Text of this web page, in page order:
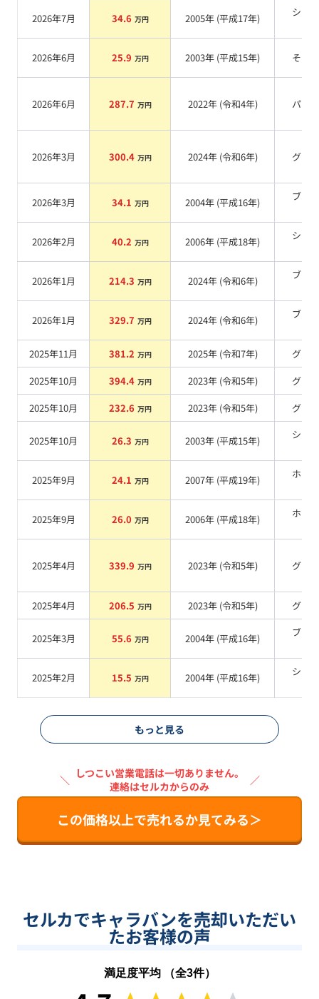
2026年7月 34.6 万円 2005年 (平成17年)
シル
2026年6月 25.9 万円 2003年 (平成15年) その他
2026年6月 287.7 万円 2022年 (令和4年) パール
2026年3月 300.4 万円 2024年 (令和6年) グレー
2026年3月 34.1 万円 2004年 (平成16年)
ブラ
2026年2月 40.2 万円 2006年 (平成18年)
シル
2026年1月 214.3 万円 2024年 (令和6年)
ブラ
2026年1月 329.7 万円 2024年 (令和6年)
ブラ
2025年11月
381.2 万円 2025年 (令和7年)
グレー
2025年10月
394.4 万円 2023年 (令和5年)
グレー
2025年10月
232.6 万円 2023年 (令和5年) グレー
2025年10月 26.3 万円 2003年 (平成15年)
シル
2025年9月 24.1 万円 2007年 (平成19年)
ホワ
2025年9月 26.0 万円 2006年 (平成18年)
ホワ
2025年4月 339.9 万円 2023年 (令和5年) グレー
2025年4月 206.5 万円 2023年 (令和5年) グレー
2025年3月 55.6 万円 2004年 (平成16年)
ブラ
2025年2月 15.5 万円 2004年 (平成16年)
シル
もっと見る
＼ しつこい営業電話は一切ありません。
連絡はセルカからのみ
／
この価格以上で売れるか見てみる＞
セルカでキャラバンを売却いただい
たお客様の声
満足度平均 （全3件）